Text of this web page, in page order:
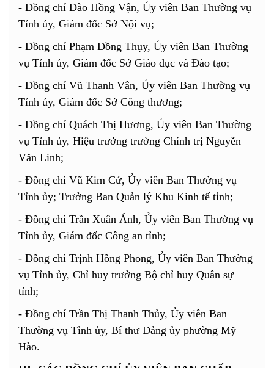
- Đồng chí Đào Hồng Vận, Ủy viên Ban Thường vụ
Tỉnh ủy, Giám đốc Sở Nội vụ;
- Đồng chí Phạm Đồng Thụy, Ủy viên Ban Thường
vụ Tỉnh ủy, Giám đốc Sở Giáo dục và Đào tạo;
- Đồng chí Vũ Thanh Vân, Ủy viên Ban Thường vụ
Tỉnh ủy, Giám đốc Sở Công thương;
- Đồng chí Quách Thị Hương, Ủy viên Ban Thường
vụ Tỉnh ủy, Hiệu trưởng trường Chính trị Nguyễn
Văn Linh;
- Đồng chí Vũ Kim Cứ, Ủy viên Ban Thường vụ
Tỉnh ủy; Trưởng Ban Quản lý Khu Kinh tế tỉnh;
- Đồng chí Trần Xuân Ánh, Ủy viên Ban Thường vụ
Tỉnh ủy, Giám đốc Công an tỉnh;
- Đồng chí Trịnh Hồng Phong, Ủy viên Ban Thường
vụ Tỉnh ủy, Chỉ huy trưởng Bộ chỉ huy Quân sự
tỉnh;
- Đồng chí Trần Thị Thanh Thủy, Ủy viên Ban
Thường vụ Tỉnh ủy, Bí thư Đảng ủy phường Mỹ
Hào.